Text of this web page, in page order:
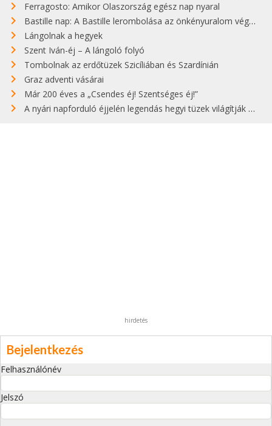
Ferragosto: Amikor Olaszország egész nap nyaral
Bastille nap: A Bastille lerombolása az önkényuralom végét jelentette
Lángolnak a hegyek
Szent Iván-éj – A lángoló folyó
Tombolnak az erdőtüzek Szicíliában és Szardínián
Graz adventi vásárai
Már 200 éves a „Csendes éj! Szentséges éj!”
A nyári napforduló éjjelén legendás hegyi tüzek világítják meg Zugspitzét
hirdetés
Bejelentkezés
Felhasználónév
Jelszó